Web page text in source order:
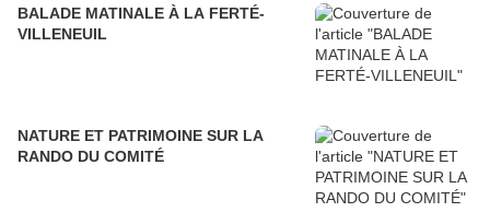
BALADE MATINALE À LA FERTÉ-
VILLENEUIL
NATURE ET PATRIMOINE SUR LA
RANDO DU COMITÉ